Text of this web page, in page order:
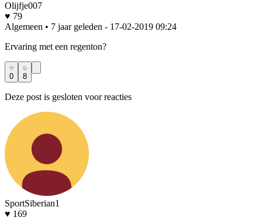
Olijfje007
♥ 79
Algemeen • 7 jaar geleden - 17-02-2019 09:24
Ervaring met een regenton?
0 8
Deze post is gesloten voor reacties
SportSiberian1
♥ 169